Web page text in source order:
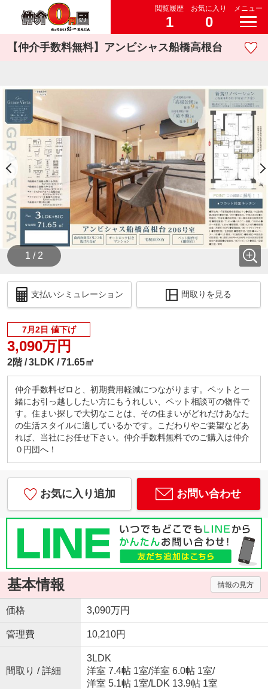
閲覧履歴
1
お気に入り
0
メニュー
【仲介手数料無料】アンビシャス船橋高根台
1 / 2
支払いシミュレーション 間取りを見る
7月2日 値下げ
3,090万円
2階 3LDK 71.65㎡
仲介手数料ゼロと、初期費用軽減につながります。ペットと一
緒にお引っ越ししたい方にもうれしい、ペット相談可の物件で
す。住まい探しで大切なことは、その住まいがどれだけあなた
の生活スタイルに適しているかです。こだわりやご要望などあ
れば、当社にお任せ下さい。仲介手数料無料でのご購入は仲介
０円団へ！
お気に入り追加 お問い合わせ
基本情報 情報の見方
価格 3,090万円
管理費 10,210円
間取り / 詳細
3LDK
洋室 7.4帖 1室/洋室 6.0帖 1室/
洋室 5.1帖 1室/LDK 13.9帖 1室